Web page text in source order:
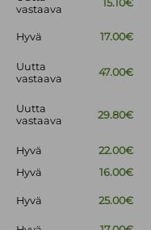
vastaava
15.10€
Hyvä 17.00€
Uutta
vastaava
47.00€
Uutta
vastaava
29.80€
Hyvä
22.00€
Hyvä
16.00€
Hyvä 25.00€